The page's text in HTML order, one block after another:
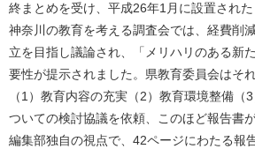
終まとめを受け、平成26年1月に設置された
神奈川の教育を考える調査会では、経費削
立を目指し議論され、「メリハリのある新
要性が提示されました。県教育委員会はそ
（1）教育内容の充実（2）教育環境整備（
ついての検討協議を依頼、このほど報告書
編集部独自の視点で、42ページにわたる報